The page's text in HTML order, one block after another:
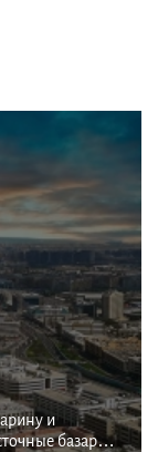
и
базары,